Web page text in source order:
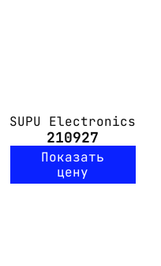
SUPU Electronics
210927
Показать
цену